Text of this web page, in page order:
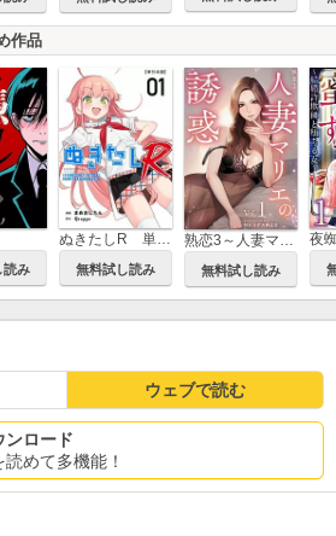
作品
読み 無料試し読み 無料試し読み
ウェブで読む
ンロード
めて多機能！